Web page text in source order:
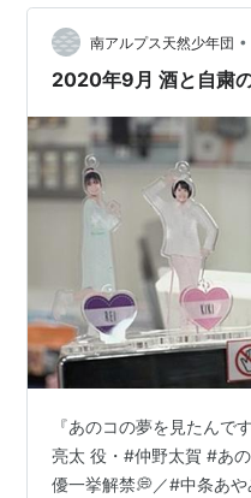
南アルプス天然少年団 •
2020年9月 酒と自粛
『あのコの夢を見たんで
亮太 役・#仲野太賀 #あ
優一挙解禁💭／#中条あ